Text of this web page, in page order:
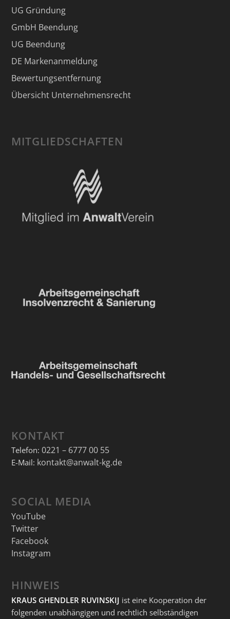
UG Gründung
GmbH Beendung
UG Beendung
DE Markenanmeldung
Bewertungsentfernung
Übersicht Unternehmensrecht
MITGLIEDSCHAFTEN
KONTAKT
Telefon: 0221 – 6777 00 55
E-Mail: kontakt@anwalt-kg.de
SOCIAL MEDIA
YouTube
Twitter
Facebook
Instagram
HINWEIS
KRAUS GHENDLER RUVINSKIJ ist eine Kooperation der
folgenden unabhängigen und rechtlich selbständigen